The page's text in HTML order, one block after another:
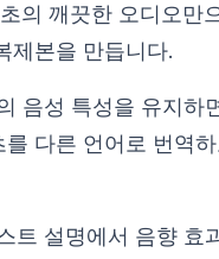
의 깨끗한 오디오만
제본을 만듭니다.
음성 특성을 유지하
다른 언어로 번역
트 설명에서 음향 효